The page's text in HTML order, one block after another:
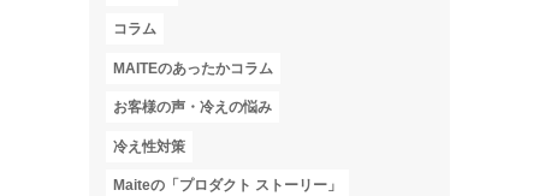
コラム
MAITEのあったかコラム
お客様の声・冷えの悩み
冷え性対策
Maiteの「プロダクト ストーリー」